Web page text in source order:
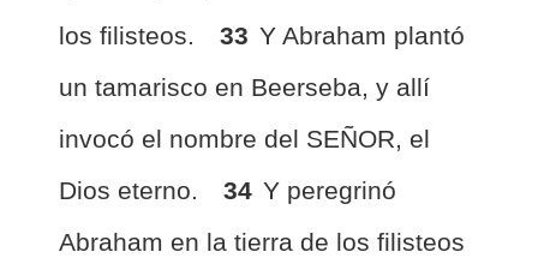
los filisteos.
33 Y Abraham plantó
un tamarisco en Beerseba, y allí
invocó el nombre del SEÑOR, el
Dios eterno.
34 Y peregrinó
Abraham en la tierra de los filisteos